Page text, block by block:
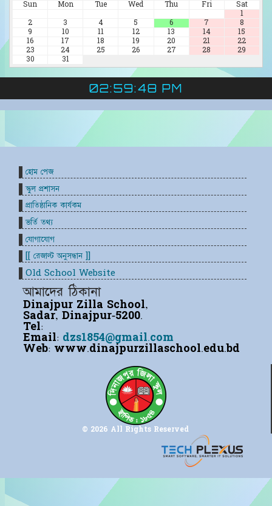
Sun Mon Tue Wed Thu Fri
Sat
1
2
3 4 5 6 7
8
9
10 11 12 13 14
15
16
17 18 19 20 21
22
23
24 25 26 27 28
29
30
31
02:59:48 PM
© 2026 All Rights Reserved
আমাদের ঠিকানা
Dinajpur Zilla School,
Sadar, Dinajpur-5200.
Tel:
Email: dzs1854@gmail.com
Web: www.dinajpurzillaschool.edu.bd
হোম পেজ
স্কুল প্রশাসন
প্রাতিষ্ঠানিক কার্যকম
ভর্তি তথ্য
যোগাযোগ
[[ রেজাল্ট অনুসন্ধান ]]
Old School Website